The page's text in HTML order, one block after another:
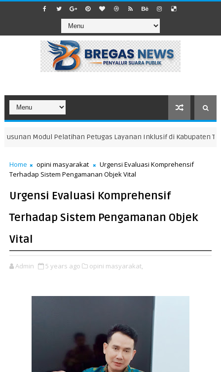
Modul Pelatihan Petugas Layanan Inklusif di Kabupaten Tegal
Home opini masyarakat
Urgensi Evaluasi Komprehensif
Terhadap Sistem Pengamanan Objek Vital
Urgensi Evaluasi Komprehensif
Terhadap Sistem Pengamanan Objek
Vital
Admin 5 years ago opini masyarakat,